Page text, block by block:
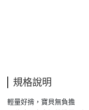
規格說明
輕量好揹，寶貝無負擔